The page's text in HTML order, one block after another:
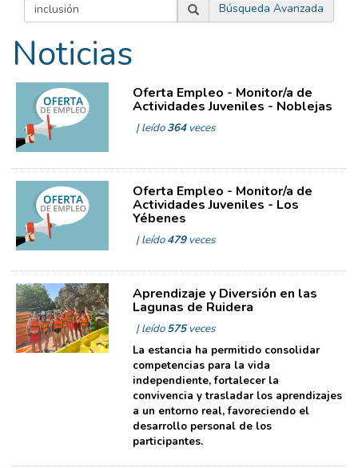
Búsqueda Avanzada
Noticias
Oferta Empleo - Monitor/a de
Actividades Juveniles - Noblejas
| leído364veces
Oferta Empleo - Monitor/a de
Actividades Juveniles - Los
Yébenes
| leído479veces
Aprendizaje y Diversión en las
Lagunas de Ruidera
| leído575veces
La estancia ha permitido consolidar
competencias para la vida
independiente, fortalecer la
convivencia y trasladar los aprendizajes
a un entorno real, favoreciendo el
desarrollo personal de los
participantes.